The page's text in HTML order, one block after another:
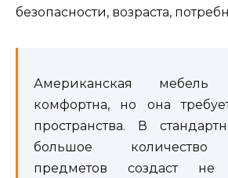
безопасности, возраста,
Американская
комфортна, но она
пространства. В
большое количество
предметов создаст не